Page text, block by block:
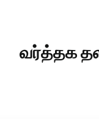
வர்த்தக